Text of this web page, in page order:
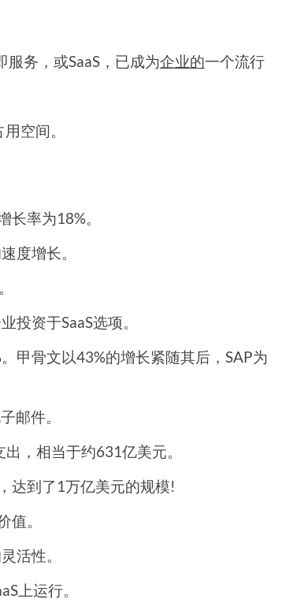
务，或SaaS，已成为企业的一个流行
空间。
率为18%。
度增长。
投资于SaaS选项。
甲骨文以43%的增长紧随其后，SAP为
邮件。
，相当于约631亿美元。
达到了1万亿美元的规模!
值。
活性。
上运行。